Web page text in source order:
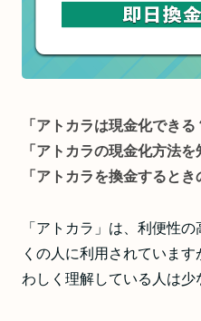
「アトカラは現金化できる
「アトカラの現金化方法を
「アトカラを換金するとき
「アトカラ」は、利便性
くの人に利用されていま
わしく理解している人は少